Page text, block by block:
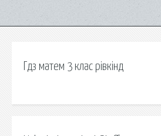
Гдз матем 3 клас рівкінд